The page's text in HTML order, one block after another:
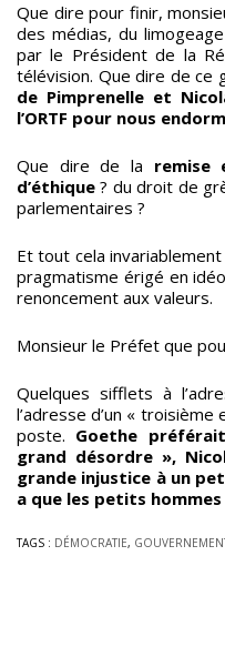
Que dire pour finir,
des médias, du
par le Président de la
télévision. Que dire de ce
de Pimprenelle et
l’ORTF pour nous
Que dire de la remise
d’éthique ? du droit de
parlementaires ?
Et tout cela
pragmatisme érigé en
renoncement aux valeurs.
Monsieur le Préfet que
Quelques sifflets à
l’adresse d’un «
poste. Goethe
grand désordre »,
grande injustice à un
a que les petits
TAGS : DÉMOCRATIE,